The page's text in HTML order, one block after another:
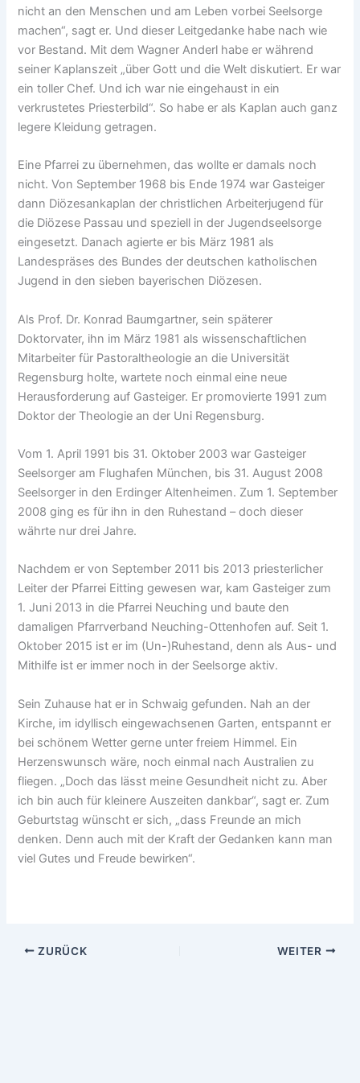
nicht an den Menschen und am Leben vorbei Seelsorge
machen“, sagt er. Und dieser Leitgedanke habe nach wie
vor Bestand. Mit dem Wagner Anderl habe er während
seiner Kaplanszeit „über Gott und die Welt diskutiert. Er war
ein toller Chef. Und ich war nie eingehaust in ein
verkrustetes Priesterbild“. So habe er als Kaplan auch ganz
legere Kleidung getragen.
Eine Pfarrei zu übernehmen, das wollte er damals noch
nicht. Von September 1968 bis Ende 1974 war Gasteiger
dann Diözesankaplan der christlichen Arbeiterjugend für
die Diözese Passau und speziell in der Jugendseelsorge
eingesetzt. Danach agierte er bis März 1981 als
Landespräses des Bundes der deutschen katholischen
Jugend in den sieben bayerischen Diözesen.
Als Prof. Dr. Konrad Baumgartner, sein späterer
Doktorvater, ihn im März 1981 als wissenschaftlichen
Mitarbeiter für Pastoraltheologie an die Universität
Regensburg holte, wartete noch einmal eine neue
Herausforderung auf Gasteiger. Er promovierte 1991 zum
Doktor der Theologie an der Uni Regensburg.
Vom 1. April 1991 bis 31. Oktober 2003 war Gasteiger
Seelsorger am Flughafen München, bis 31. August 2008
Seelsorger in den Erdinger Altenheimen. Zum 1. September
2008 ging es für ihn in den Ruhestand – doch dieser
währte nur drei Jahre.
Nachdem er von September 2011 bis 2013 priesterlicher
Leiter der Pfarrei Eitting gewesen war, kam Gasteiger zum
1. Juni 2013 in die Pfarrei Neuching und baute den
damaligen Pfarrverband Neuching-Ottenhofen auf. Seit 1.
Oktober 2015 ist er im (Un-)Ruhestand, denn als Aus- und
Mithilfe ist er immer noch in der Seelsorge aktiv.
Sein Zuhause hat er in Schwaig gefunden. Nah an der
Kirche, im idyllisch eingewachsenen Garten, entspannt er
bei schönem Wetter gerne unter freiem Himmel. Ein
Herzenswunsch wäre, noch einmal nach Australien zu
fliegen. „Doch das lässt meine Gesundheit nicht zu. Aber
ich bin auch für kleinere Auszeiten dankbar“, sagt er. Zum
Geburtstag wünscht er sich, „dass Freunde an mich
denken. Denn auch mit der Kraft der Gedanken kann man
viel Gutes und Freude bewirken“.
ZURÜCK WEITER